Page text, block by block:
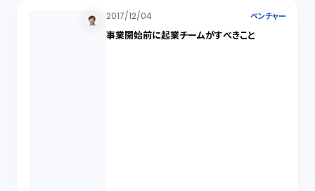
2017/12/04 ベンチャー
事業開始前に起業チームがすべきこと